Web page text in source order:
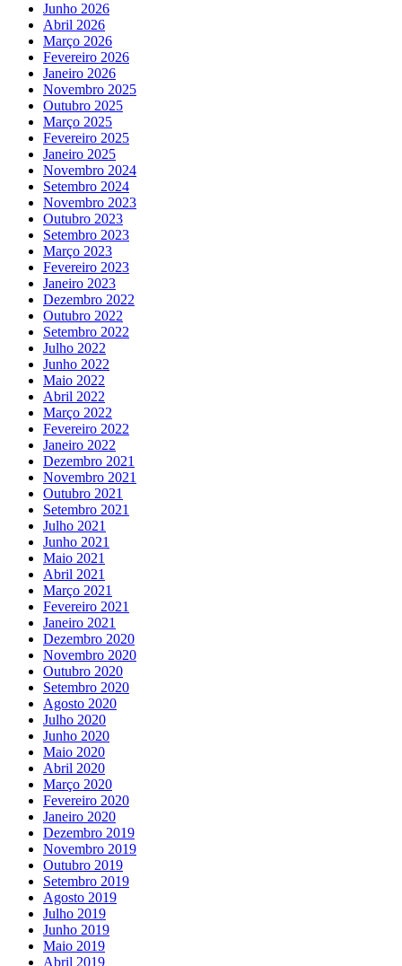
Junho 2026
Abril 2026
Março 2026
Fevereiro 2026
Janeiro 2026
Novembro 2025
Outubro 2025
Março 2025
Fevereiro 2025
Janeiro 2025
Novembro 2024
Setembro 2024
Novembro 2023
Outubro 2023
Setembro 2023
Março 2023
Fevereiro 2023
Janeiro 2023
Dezembro 2022
Outubro 2022
Setembro 2022
Julho 2022
Junho 2022
Maio 2022
Abril 2022
Março 2022
Fevereiro 2022
Janeiro 2022
Dezembro 2021
Novembro 2021
Outubro 2021
Setembro 2021
Julho 2021
Junho 2021
Maio 2021
Abril 2021
Março 2021
Fevereiro 2021
Janeiro 2021
Dezembro 2020
Novembro 2020
Outubro 2020
Setembro 2020
Agosto 2020
Julho 2020
Junho 2020
Maio 2020
Abril 2020
Março 2020
Fevereiro 2020
Janeiro 2020
Dezembro 2019
Novembro 2019
Outubro 2019
Setembro 2019
Agosto 2019
Julho 2019
Junho 2019
Maio 2019
Abril 2019